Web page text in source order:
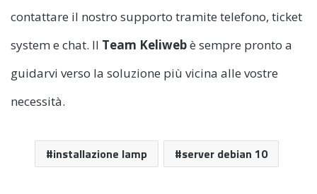
contattare il nostro supporto tramite telefono, ticket
system e chat. Il Team Keliwebè sempre pronto a
guidarvi verso la soluzione più vicina alle vostre
necessità.
installazione lamp server debian 10